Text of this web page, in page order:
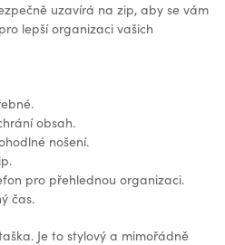
uzavírá na zip, aby se vám
lepší organizaci vašich
obsah.
nošení.
pro přehlednou organizaci.
čas.
Je to stylový a mimořádně